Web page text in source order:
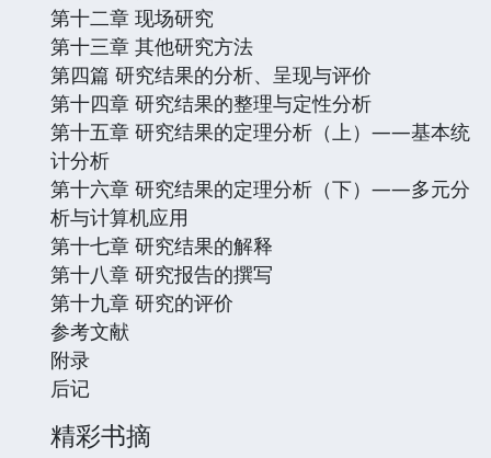
第十二章 现场研究
第十三章 其他研究方法
第四篇 研究结果的分析、呈现与评价
第十四章 研究结果的整理与定性分析
第十五章 研究结果的定理分析（上）——基本统
计分析
第十六章 研究结果的定理分析（下）——多元分
析与计算机应用
第十七章 研究结果的解释
第十八章 研究报告的撰写
第十九章 研究的评价
参考文献
附录
后记
精彩书摘